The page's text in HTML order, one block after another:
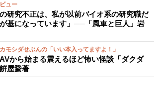
ュー
の研究不正は、私が以前バイオ系の研究職だ
基になっています」──「風車と巨人」岩
モシダせぶんの「いい本入ってますよ！」
から始まる震えるほど怖い怪談「ダクダ
屋䖸著